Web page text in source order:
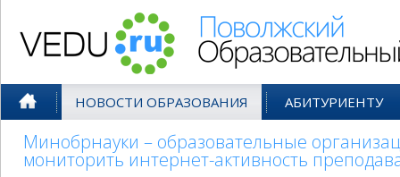
НОВОСТИ ОБРАЗОВАНИЯ АБИТУРИЕНТУ
Минобрнауки – образовательные
мониторить интернет-активность